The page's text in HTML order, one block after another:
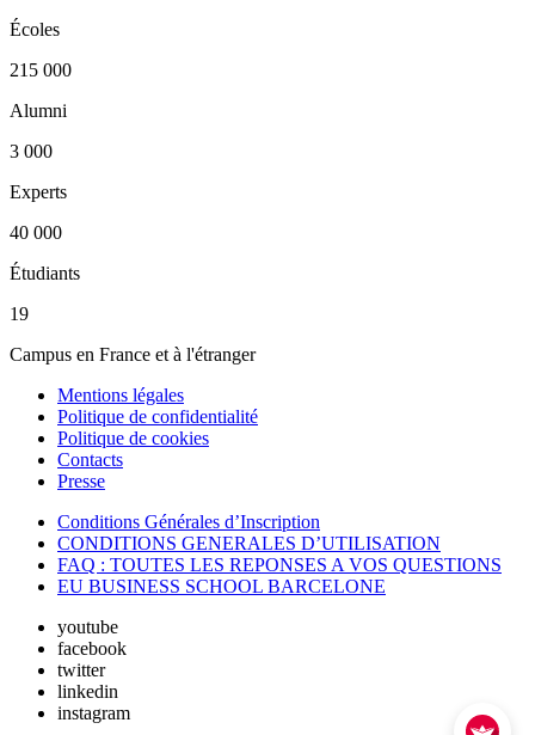
Écoles
215 000
Alumni
3 000
Experts
40 000
Étudiants
19
Campus en France et à l'étranger
Mentions légales
Politique de confidentialité
Politique de cookies
Contacts
Presse
Conditions Générales d’Inscription
CONDITIONS GENERALES D’UTILISATION
FAQ : TOUTES LES REPONSES A VOS QUESTIONS
EU BUSINESS SCHOOL BARCELONE
youtube
facebook
twitter
linkedin
instagram